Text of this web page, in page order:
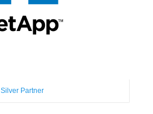
Silver Partner